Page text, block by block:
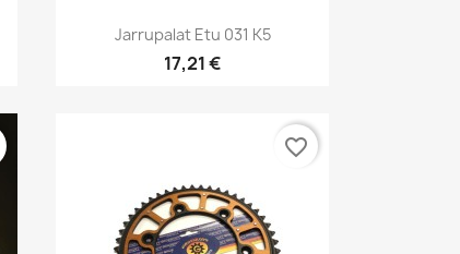
Pikakatselu
Jarrupalat Etu 031 K5
17,21 €
favorite_border